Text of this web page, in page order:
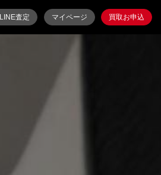
LINE査定 マイページ 買取お申込